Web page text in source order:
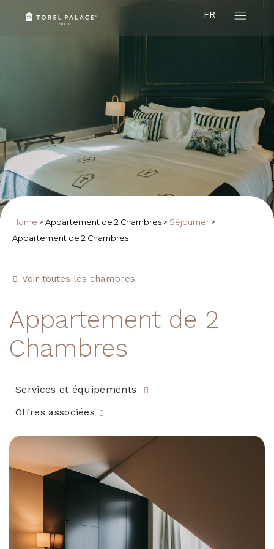
FR
Home > Appartement de 2 Chambres > Séjourner >
Appartement de 2 Chambres
Voir toutes les chambres
Appartement de 2
Chambres
Services et équipements
Offres associées